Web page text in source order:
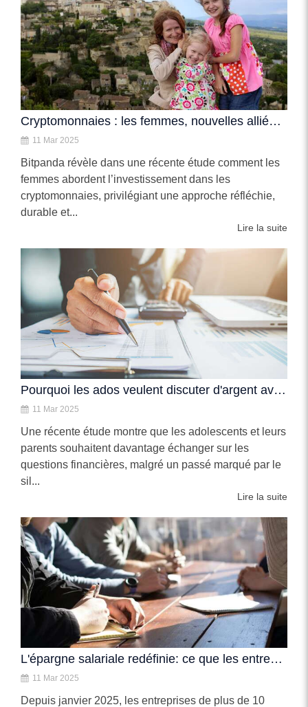
Cryptomonnaies : les femmes, nouvelles alliées de confiance
11 Mar 2025
Bitpanda révèle dans une récente étude comment les
femmes abordent l’investissement dans les
cryptomonnaies, privilégiant une approche réfléchie,
durable et...
Lire la suite
Pourquoi les ados veulent discuter d'argent avec leurs parents
11 Mar 2025
Une récente étude montre que les adolescents et leurs
parents souhaitent davantage échanger sur les
questions financières, malgré un passé marqué par le
sil...
Lire la suite
L'épargne salariale redéfinie: ce que les entreprises doivent savoir
11 Mar 2025
Depuis janvier 2025, les entreprises de plus de 10